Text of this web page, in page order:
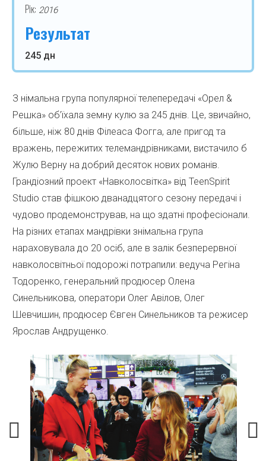
Рік: 2016
Результат
245 дн
З німальна група популярної телепередачі «Орел &
Решка» об’їхала земну кулю за 245 днів. Це, звичайно,
більше, ніж 80 днів Філеаса Фогга, але пригод та
вражень, пережитих телемандрівниками, вистачило б
Жулю Верну на добрий десяток нових романів.
Грандіозний проект «Навколосвітка» від TeenSpirit
Studio став фішкою дванадцятого сезону передачі і
чудово продемонстрував, на що здатні професіонали.
На різних етапах мандрівки знімальна група
нараховувала до 20 осіб, але в залік безперервної
навколосвітньої подорожі потрапили: ведуча Регіна
Тодоренко, генеральний продюсер Олена
Синельникова, оператори Олег Авілов, Олег
Шевчишин, продюсер Євген Синельников та режисер
Ярослав Андрущенко.